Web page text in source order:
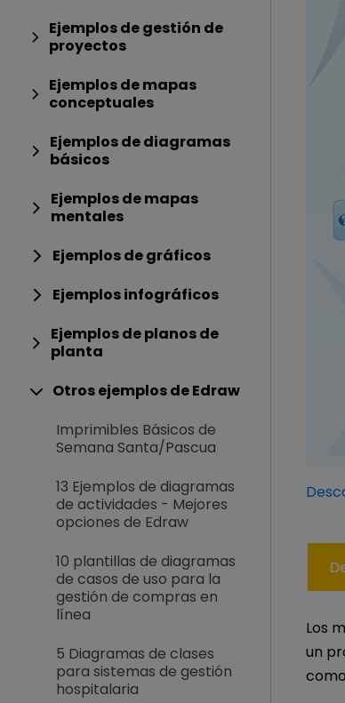
Ejemplos de gestión de
proyectos
Ejemplos de mapas
conceptuales
Ejemplos de diagramas
básicos
Ejemplos de mapas
mentales
Ejemplos de gráficos
Ejemplos infográficos
Ejemplos de planos de
planta
Otros ejemplos de Edraw
Imprimibles Básicos de
Semana Santa/Pascua
13 Ejemplos de diagramas
de actividades - Mejores
opciones de Edraw
10 plantillas de diagramas
de casos de uso para la
gestión de compras en
línea
5 Diagramas de clases
para sistemas de gestión
hospitalaria
Los
un